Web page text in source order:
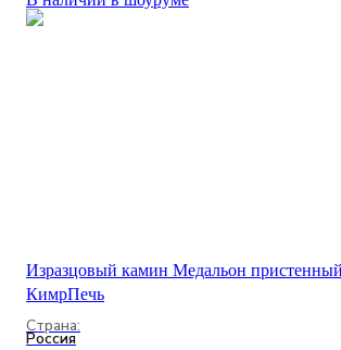
Изразцовый камин Медальон
КимрПечь
Страна:
Россия